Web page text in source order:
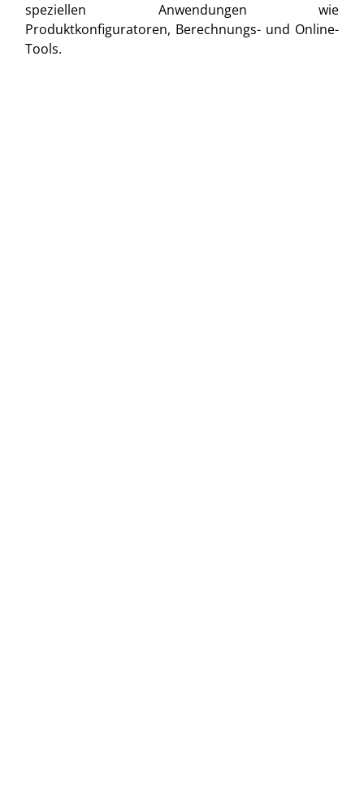
speziellen Anwendungen wie
Produktkonfiguratoren, Berechnungs- und Online-
Tools.